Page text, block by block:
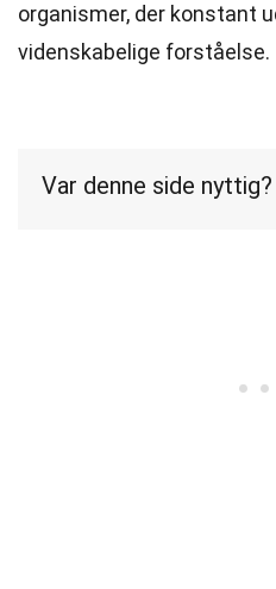
organismer, der konstant
videnskabelige forståelse.
Var denne side nyttig?